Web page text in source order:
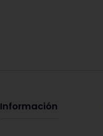
Información